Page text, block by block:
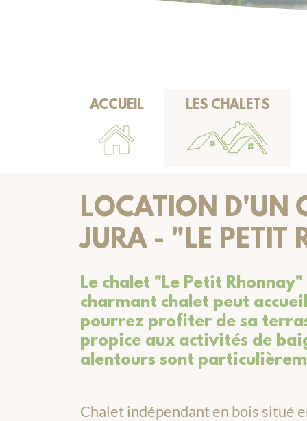
ACCUEIL LES CHALETS
LOCATION D'UN
JURA - "LE PETIT
Le chalet "Le Petit
charmant chalet peut
pourrez profiter de sa
propice aux activités de
alentours sont
Chalet indépendant en bois situé